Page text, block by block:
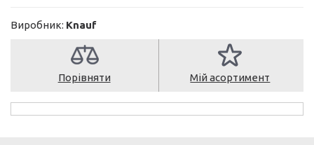
Виробник: Knauf
Порівняти Мій асортимент